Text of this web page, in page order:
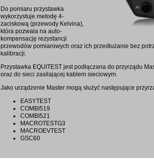
Do pomiaru przystawka
wykorzystuje metodę 4-
zaciskową (przewody Kelvina),
która pozwala na auto-
kompensację rezystancji
przewodów pomiarowych oraz ich przedłużanie bez
kalibracji.
Przystawka EQUITEST jest podłączana do przyrządu
oraz do sieci zasilającej kablem sieciowym.
Jako urządzenie Master mogą służyć następujące
EASYTEST
COMBI519
COMBI521
MACROTESTG3
MACROEVTEST
GSC60